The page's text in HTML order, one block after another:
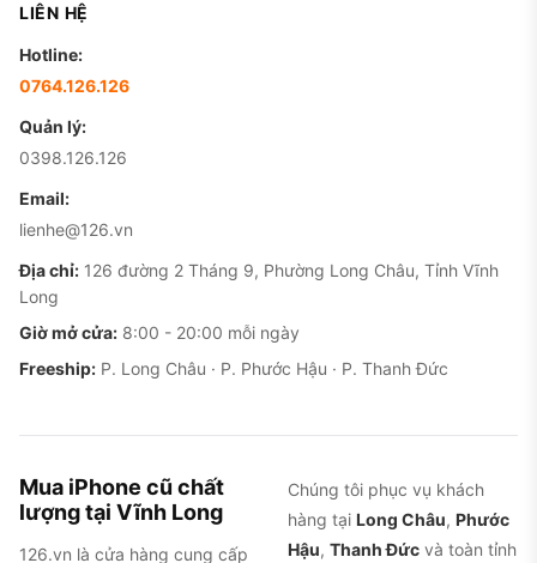
Cụm ba camera kèm cảm biến LiDAR, đặc trưng dòng Pro
giúp chụp đêm tốt, ảnh thật tại 126.vn
iPhone 12 Pro cũ có lỗi gì hay gặp?
Pin nhỏ, tụt nhanh khi dùng nặng.Đây là điểm
đời sau, nên khi chơi game, quay phim hay dùng
ngày, nhưng đây là chỗ phải soi kỹ khi mua máy
cũ.
LIÊN HỆ
Hotline:
0764.126.126
Quản lý:
0398.126.126
Email:
lienhe@126.vn
Địa chỉ: 126 đường 2 Tháng 9, Phường Long Châu, Tỉnh Vĩnh
Long
Giờ mở cửa: 8:00 - 20:00 mỗi ngày
Freeship: P. Long Châu · P. Phước Hậu · P. Thanh Đức
Mua iPhone cũ chất
lượng tại Vĩnh Long
126.vn là cửa hàng cung cấp
Chúng tôi phục vụ khách
hàng tại Long Châu, Phước
Hậu, Thanh Đức và toàn tỉnh